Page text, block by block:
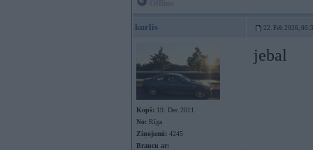
kurlis 22. Feb 2026,
Kopš: 19. Dec 2011
No: Rīga
Ziņojumi: 4245
Braucu ar:
jebal